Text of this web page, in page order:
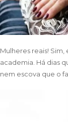
Mulheres reais!
academia. Há dias
nem escova que o